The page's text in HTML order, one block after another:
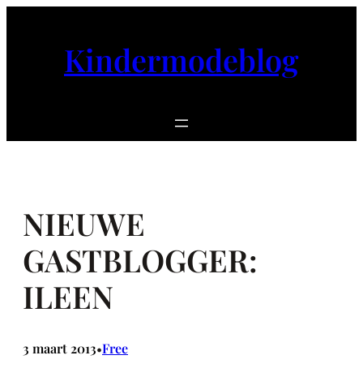
Kindermodeblog
NIEUWE
GASTBLOGGER:
ILEEN
3 maart 2013•Free